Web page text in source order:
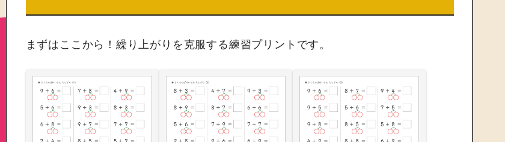
まずはここから！繰り上がりを克服する練習プリントです。